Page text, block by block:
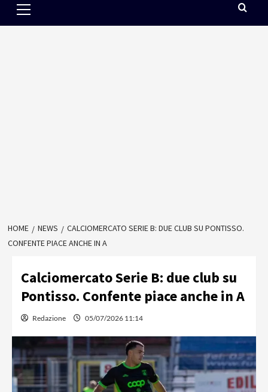
Menu
HOME NEWS
CALCIOMERCATO SERIE B: DUE CLUB SU PONTISSO.
CONFENTE PIACE ANCHE IN A
Calciomercato Serie B: due club su
Pontisso. Confente piace anche in A
Redazione 05/07/2026 11:14